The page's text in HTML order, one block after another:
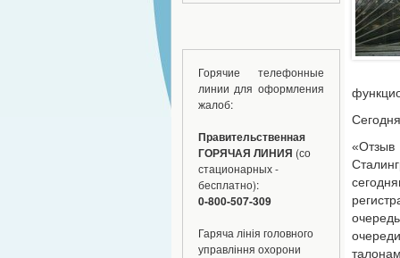
Горячие телефонные
линии для оформления
жалоб:
Правительственная
ГОРЯЧАЯ ЛИНИЯ (со
стационарных -
бесплатно):
0-800-507-309
Гаряча лінія головного
управління охорони